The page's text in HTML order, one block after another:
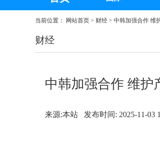
当前位置： 网站首页 > 财经 > 中韩加强合作 维
财经
中韩加强合作 维护
来源:本站 发布时间: 2025-11-03